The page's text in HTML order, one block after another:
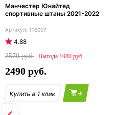
Манчестер Юнайтед
спортивные штаны 2021-2022
116007
4.88
3570
1080
2490
+